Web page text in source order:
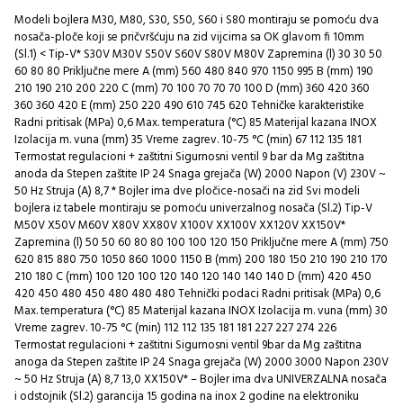
Modeli bojlera M30, M80, S30, S50, S60 i S80 montiraju se pomoću dva
nosača-ploče koji se pričvršćuju na zid vijcima sa OK glavom fi 10mm
(Sl.1) < Tip-V* S30V M30V S50V S60V S80V M80V Zapremina (l) 30 30 50
60 80 80 Priključne mere A (mm) 560 480 840 970 1150 995 B (mm) 190
210 190 210 200 220 C (mm) 70 100 70 70 70 100 D (mm) 360 420 360
360 360 420 E (mm) 250 220 490 610 745 620 Tehničke karakteristike
Radni pritisak (MPa) 0,6 Max. temperatura (°C) 85 Materijal kazana INOX
Izolacija m. vuna (mm) 35 Vreme zagrev. 10-75 °C (min) 67 112 135 181
Termostat regulacioni + zaštitni Sigurnosni ventil 9 bar da Mg zaštitna
anoda da Stepen zaštite IP 24 Snaga grejača (W) 2000 Napon (V) 230V ~
50 Hz Struja (A) 8,7 * Bojler ima dve pločice-nosači na zid Svi modeli
bojlera iz tabele montiraju se pomoću univerzalnog nosača (Sl.2) Tip-V
M50V X50V M60V X80V XX80V X100V XX100V XX120V XX150V*
Zapremina (l) 50 50 60 80 80 100 100 120 150 Priključne mere A (mm) 750
620 815 880 750 1050 860 1000 1150 B (mm) 200 180 150 210 190 210 170
210 180 C (mm) 100 120 100 120 140 120 140 140 140 D (mm) 420 450
420 450 480 450 480 480 480 Tehnički podaci Radni pritisak (MPa) 0,6
Max. temperatura (°C) 85 Materijal kazana INOX Izolacija m. vuna (mm) 30
Vreme zagrev. 10-75 °C (min) 112 112 135 181 181 227 227 274 226
Termostat regulacioni + zaštitni Sigurnosni ventil 9bar da Mg zaštitna
anoga da Stepen zaštite IP 24 Snaga grejača (W) 2000 3000 Napon 230V
~ 50 Hz Struja (A) 8,7 13,0 XX150V* – Bojler ima dva UNIVERZALNA nosača
i odstojnik (Sl.2) garancija 15 godina na inox 2 godine na elektroniku